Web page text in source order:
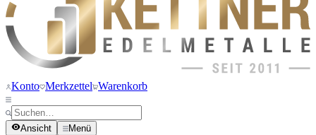
Konto Merkzettel Warenkorb
Ansicht Menü